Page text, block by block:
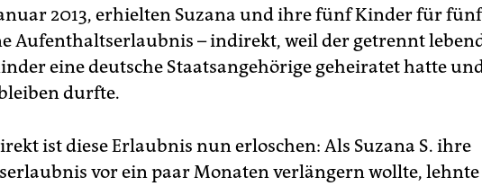
2013, erhielten Suzana und ihre fünf Kinder für fünf
Aufenthaltserlaubnis – indirekt, weil der getrennt
eine deutsche Staatsangehörige geheiratet hatte
durfte.
ist diese Erlaubnis nun erloschen: Als Suzana S. ihre
vor ein paar Monaten verlängern wollte, lehnte